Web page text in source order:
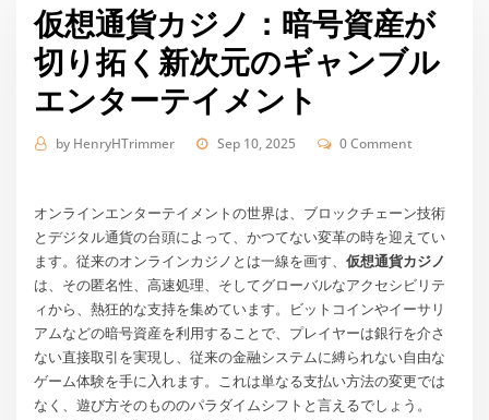
仮想通貨カジノ：暗号資産が
切り拓く新次元のギャンブル
エンターテイメント
by HenryHTrimmer Sep 10, 2025 0 Comment
オンラインエンターテイメントの世界は、ブロックチェーン技術
とデジタル通貨の台頭によって、かつてない変革の時を迎えてい
ます。従来のオンラインカジノとは一線を画す、仮想通貨カジノ
は、その匿名性、高速処理、そしてグローバルなアクセシビリテ
ィから、熱狂的な支持を集めています。ビットコインやイーサリ
アムなどの暗号資産を利用することで、プレイヤーは銀行を介さ
ない直接取引を実現し、従来の金融システムに縛られない自由な
ゲーム体験を手に入れます。これは単なる支払い方法の変更では
なく、遊び方そのもののパラダイムシフトと言えるでしょう。